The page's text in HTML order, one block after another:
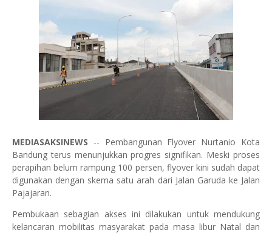
MEDIASAKSINEWS -- Pembangunan Flyover Nurtanio Kota
Bandung terus menunjukkan progres signifikan. Meski proses
perapihan belum rampung 100 persen, flyover kini sudah dapat
digunakan dengan skema satu arah dari Jalan Garuda ke Jalan
Pajajaran.
Pembukaan sebagian akses ini dilakukan untuk mendukung
kelancaran mobilitas masyarakat pada masa libur Natal dan